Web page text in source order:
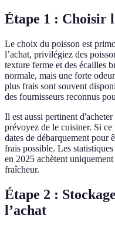
Étape 1 : Choisir
Le choix du poisson est
l’achat, privilégiez des
texture ferme et des écailles
normale, mais une forte
plus frais sont souvent
des fournisseurs reconnus
Il est aussi pertinent
prévoyez de le cuisiner. Si ce
dates de débarquement pour
frais possible. Les
en 2025 achètent
fraîcheur.
Étape 2 :
l’achat